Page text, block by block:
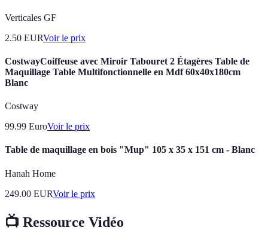
Verticales GF
2.50 EURVoir le prix
CostwayCoiffeuse avec Miroir Tabouret 2 Étagères Table de
Maquillage Table Multifonctionnelle en Mdf 60x40x180cm
Blanc
Costway
99.99 EuroVoir le prix
Table de maquillage en bois "Mup" 105 x 35 x 151 cm - Blanc
Hanah Home
249.00 EURVoir le prix
📺 Ressource Vidéo